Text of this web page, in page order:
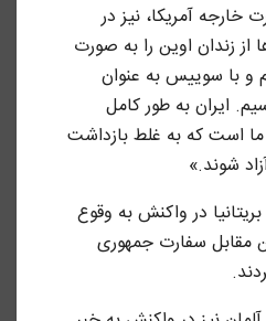
خارجه آمریکا، نیز در
زندان اوین را به صورت
و با سوییس به عنوان
ایران به طور کامل
است که به غلط بازداشت
شوند.»
در واکنش به وقوع
مقابل سفارت جمهوری